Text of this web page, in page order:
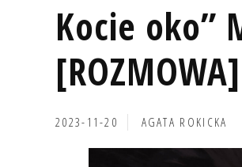
Kocie oko”
[ROZMOWA]
2023-11-20 AGATA ROKICKA